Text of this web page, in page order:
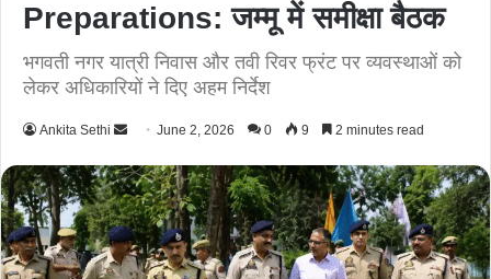
Preparations: जम्मू में समीक्षा बैठक
भगवती नगर यात्री निवास और तवी रिवर फ्रंट पर व्यवस्थाओं को
लेकर अधिकारियों ने दिए अहम निर्देश
Ankita Sethi
n
d
a
n
June 2, 2026 0 9 2 minutes read